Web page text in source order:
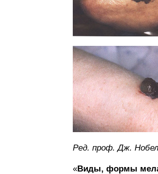
Ред. проф. Дж.
«Виды, формы